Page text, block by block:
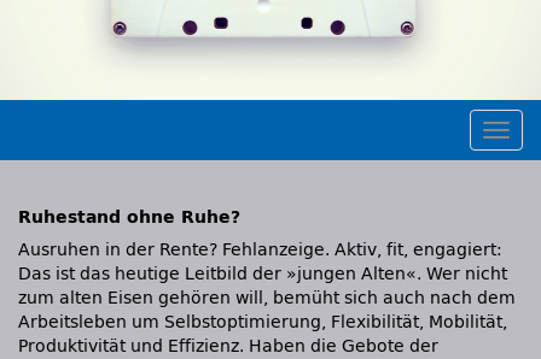
Video
Ruhestand ohne Ruhe?
Ausruhen in der Rente? Fehlanzeige. Aktiv, fit, engagiert:
Das ist das heutige Leitbild der »jungen Alten«. Wer nicht
zum alten Eisen gehören will, bemüht sich auch nach dem
Arbeitsleben um Selbstoptimierung, Flexibilität, Mobilität,
Produktivität und Effizienz. Haben die Gebote der